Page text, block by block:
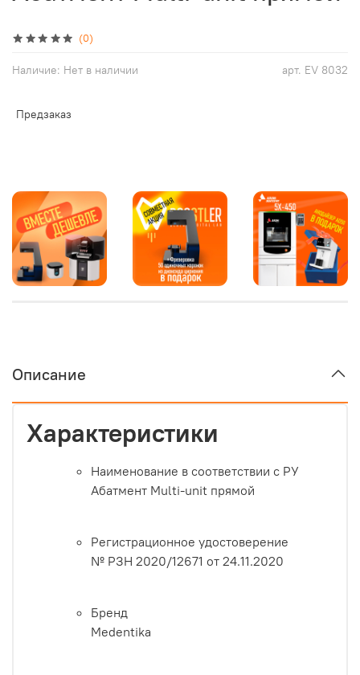
(0)
арт. EV 8032
Наличие: Нет в наличии
Предзаказ
Описание
Характеристики
Наименование в соответствии с РУ
Абатмент Multi-unit прямой
Регистрационное удостоверение
№ РЗН 2020/12671 от 24.11.2020
Бренд
Medentika